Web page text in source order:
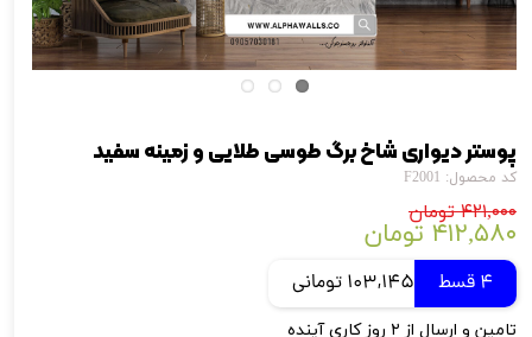
پوستر دیواری شاخ برگ طوسی طلایی و زمینه سفید
کد محصول: F2001
۴۲۱,۰۰۰ تومان
۴۱۲,۵۸۰ تومان
4 قسط 103,145 تومانی
تامین و ارسال از ۲ روز کاری آینده